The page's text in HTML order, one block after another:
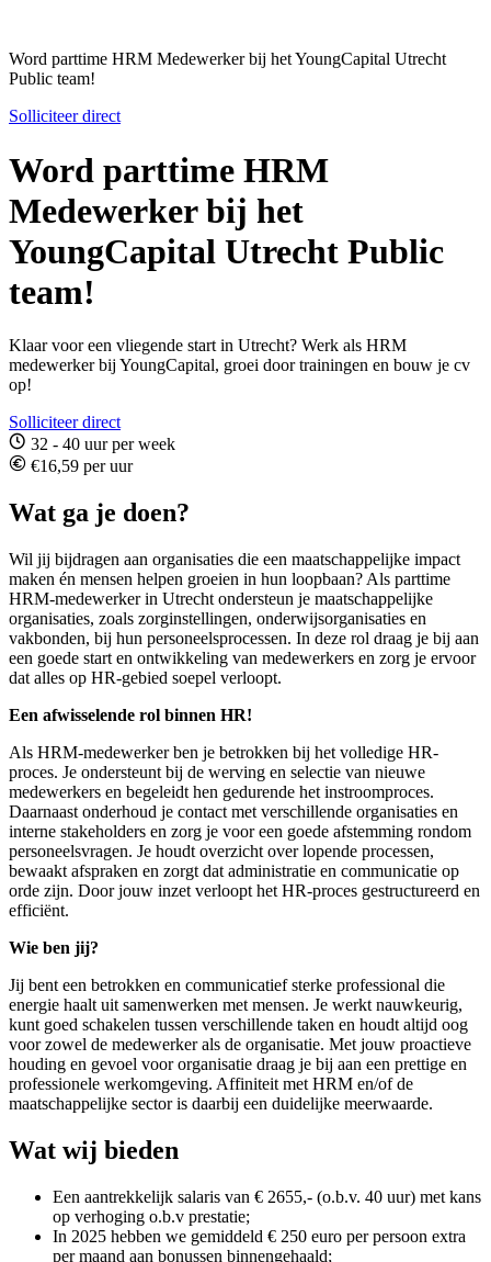
Word parttime HRM Medewerker bij het YoungCapital Utrecht
Public team!
Solliciteer direct
Word parttime HRM
Medewerker bij het
YoungCapital Utrecht Public
team!
Klaar voor een vliegende start in Utrecht? Werk als HRM
medewerker bij YoungCapital, groei door trainingen en bouw je cv
op!
Solliciteer direct
32 - 40 uur per week
€16,59 per uur
Wat ga je doen?
Wil jij bijdragen aan organisaties die een maatschappelijke impact
maken én mensen helpen groeien in hun loopbaan? Als parttime
HRM-medewerker in Utrecht ondersteun je maatschappelijke
organisaties, zoals zorginstellingen, onderwijsorganisaties en
vakbonden, bij hun personeelsprocessen. In deze rol draag je bij aan
een goede start en ontwikkeling van medewerkers en zorg je ervoor
dat alles op HR-gebied soepel verloopt.
Een afwisselende rol binnen HR!
Als HRM-medewerker ben je betrokken bij het volledige HR-
proces. Je ondersteunt bij de werving en selectie van nieuwe
medewerkers en begeleidt hen gedurende het instroomproces.
Daarnaast onderhoud je contact met verschillende organisaties en
interne stakeholders en zorg je voor een goede afstemming rondom
personeelsvragen. Je houdt overzicht over lopende processen,
bewaakt afspraken en zorgt dat administratie en communicatie op
orde zijn. Door jouw inzet verloopt het HR-proces gestructureerd en
efficiënt.
Wie ben jij?
Jij bent een betrokken en communicatief sterke professional die
energie haalt uit samenwerken met mensen. Je werkt nauwkeurig,
kunt goed schakelen tussen verschillende taken en houdt altijd oog
voor zowel de medewerker als de organisatie. Met jouw proactieve
houding en gevoel voor organisatie draag je bij aan een prettige en
professionele werkomgeving. Affiniteit met HRM en/of de
maatschappelijke sector is daarbij een duidelijke meerwaarde.
Wat wij bieden
Een aantrekkelijk salaris van € 2655,- (o.b.v. 40 uur) met kans
op verhoging o.b.v prestatie;
In 2025 hebben we gemiddeld € 250 euro per persoon extra
per maand aan bonussen binnengehaald;